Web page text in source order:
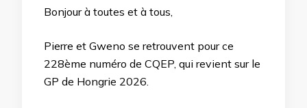
Bonjour à toutes et à tous,
Pierre et Gweno se retrouvent pour ce
228ème numéro de CQEP, qui revient sur le
GP de Hongrie 2026.